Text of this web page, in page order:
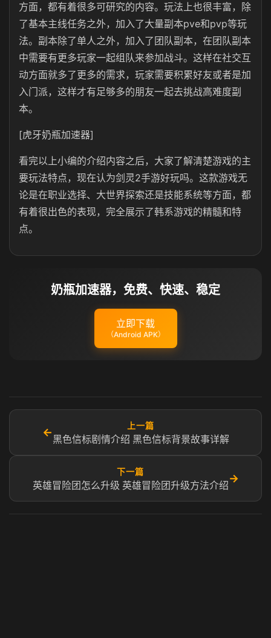
方面，都有着很多可研究的内容。玩法上也很丰富，除
了基本主线任务之外，加入了大量副本pve和pvp等玩
法。副本除了单人之外，加入了团队副本，在团队副本
中需要有更多玩家一起组队来参加战斗。这样在社交互
动方面就多了更多的需求，玩家需要积累好友或者是加
入门派，这样才有足够多的朋友一起去挑战高难度副
本。
[虎牙奶瓶加速器]
看完以上小编的介绍内容之后，大家了解清楚游戏的主
要玩法特点，现在认为剑灵2手游好玩吗。这款游戏无
论是在职业选择、大世界探索还是技能系统等方面，都
有着很出色的表现，完全展示了韩系游戏的精髓和特
点。
奶瓶加速器，免费、快速、稳定
立即下载
（Android APK）
←
上一篇
黑色信标剧情介绍 黑色信标背景故事详解
下一篇
英雄冒险团怎么升级 英雄冒险团升级方法介绍
→